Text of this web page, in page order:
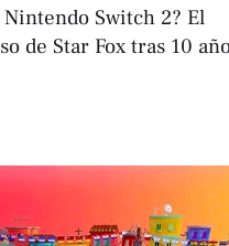
Switch 2? El
de Star Fox tras 10